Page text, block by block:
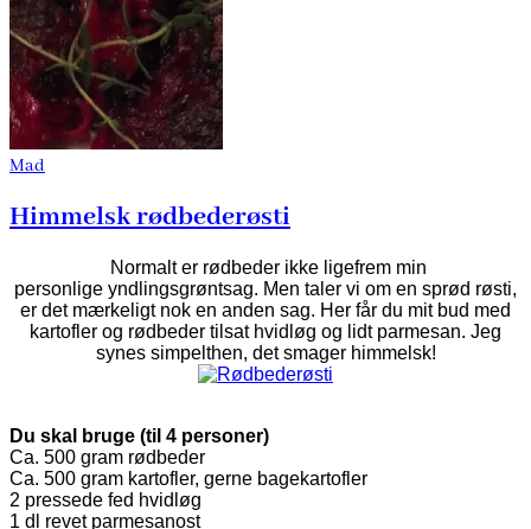
Mad
Himmelsk rødbederøsti
Normalt er rødbeder ikke ligefrem min
personlige yndlingsgrøntsag. Men taler vi om en sprød røsti,
er det mærkeligt nok en anden sag. Her får du mit bud med
kartofler og rødbeder tilsat hvidløg og lidt parmesan. Jeg
synes simpelthen, det smager himmelsk!
Du skal bruge (til 4 personer)
Ca. 500 gram rødbeder
Ca. 500 gram kartofler, gerne bagekartofler
2 pressede fed hvidløg
1 dl revet parmesanost